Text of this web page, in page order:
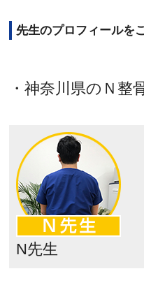
先生のプロフィールを
・神奈川県のＮ整
N先生